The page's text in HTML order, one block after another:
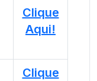
Clique
Aqui!
Clique